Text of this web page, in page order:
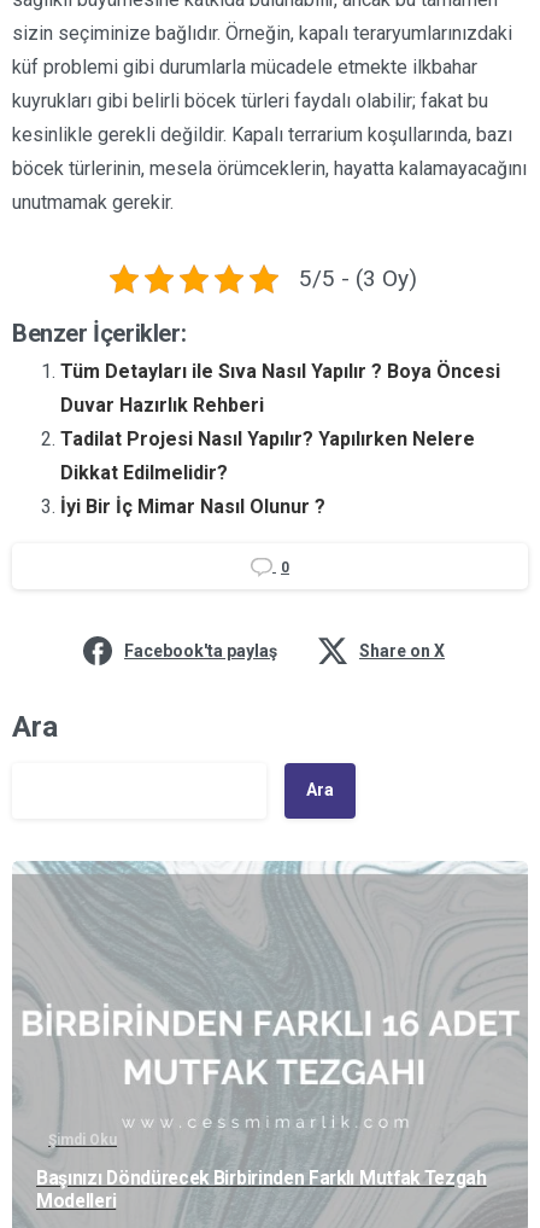
sizin seçiminize bağlıdır. Örneğin, kapalı teraryumlarınızdaki
küf problemi gibi durumlarla mücadele etmekte ilkbahar
kuyrukları gibi belirli böcek türleri faydalı olabilir; fakat bu
kesinlikle gerekli değildir. Kapalı terrarium koşullarında, bazı
böcek türlerinin, mesela örümceklerin, hayatta kalamayacağını
unutmamak gerekir.
5/5 - (3 Oy)
Benzer İçerikler:
Tüm Detayları ile Sıva Nasıl Yapılır ? Boya Öncesi
Duvar Hazırlık Rehberi
Tadilat Projesi Nasıl Yapılır? Yapılırken Nelere
Dikkat Edilmelidir?
İyi Bir İç Mimar Nasıl Olunur ?
0
Facebook'ta paylaş Share on X
Ara
Ara
Şimdi Oku
Başınızı Döndürecek Birbirinden Farklı Mutfak Tezgah
Modelleri